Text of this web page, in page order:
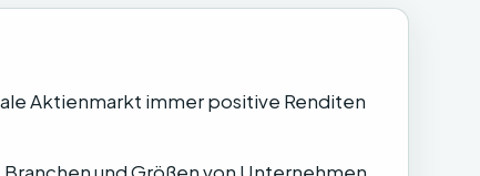
Aktienmarkt immer positive Renditen